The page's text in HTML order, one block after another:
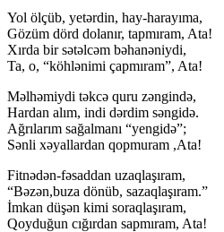
Yol ölçüb, yetərdin, hay-harayıma,
Gözüm dörd dolanır, tapmıram, Ata!
Xırda bir sətəlcəm bəhanəniydi,
Ta, o, “köhlənimi çapmıram”, Ata!
Məlhəmiydi təkcə quru zəngində,
Hardan alım, indi dərdim səngidə.
Ağrılarım sağalmanı “yengidə”;
Sənli xəyallardan qopmuram ,Ata!
Fitnədən-fəsaddan uzaqlaşıram,
“Bəzən,buza dönüb, sazaqlaşıram.”
İmkan düşən kimi soraqlaşıram,
Qoyduğun cığırdan sapmıram, Ata!